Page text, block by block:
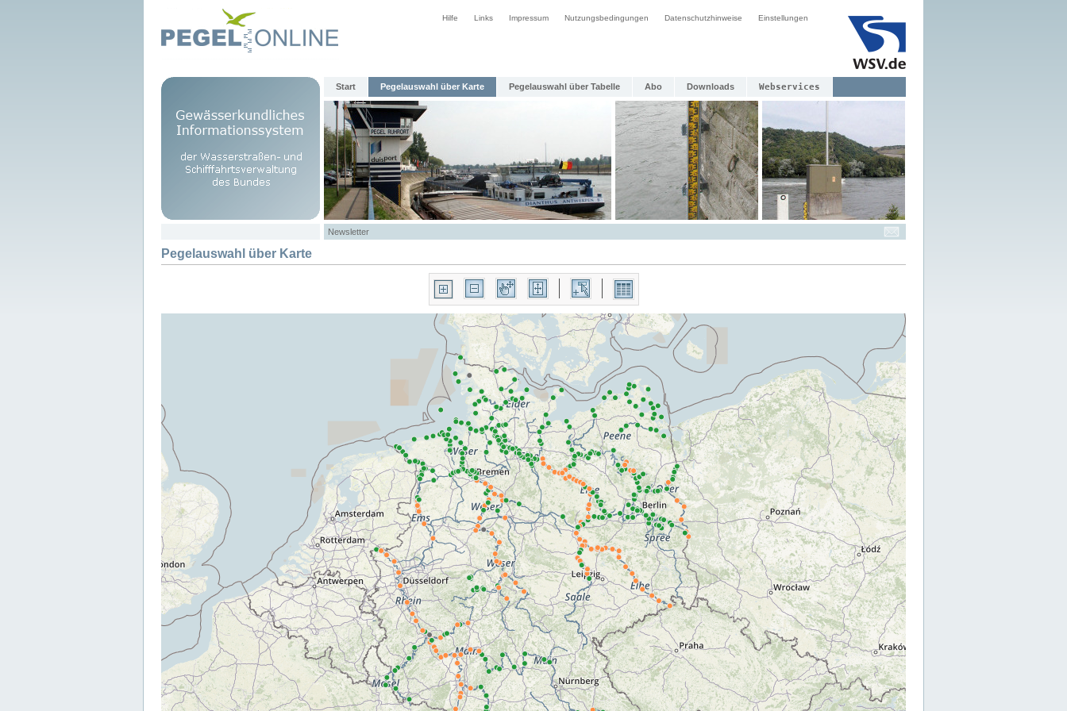
Hilfe Links Impressum Nutzungsbedingungen Datenschutzhinweise Einstellungen
Start Pegelauswahl über Karte Pegelauswahl über Tabelle Abo Downloads Webservices
Newsletter
Pegelauswahl über Karte